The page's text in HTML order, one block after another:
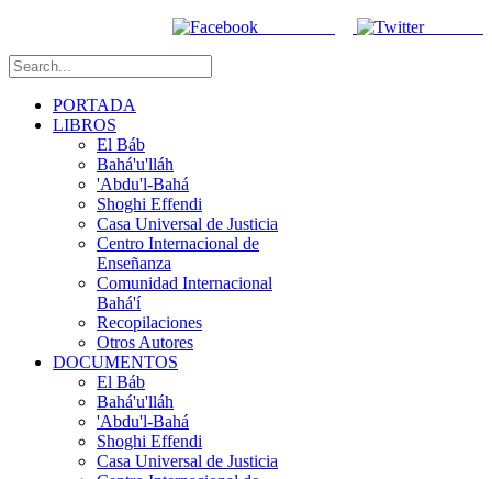
PORTADA
LIBROS
El Báb
Bahá'u'lláh
'Abdu'l-Bahá
Shoghi Effendi
Casa Universal de Justicia
Centro Internacional de
Enseñanza
Comunidad Internacional
Bahá'í
Recopilaciones
Otros Autores
DOCUMENTOS
El Báb
Bahá'u'lláh
'Abdu'l-Bahá
Shoghi Effendi
Casa Universal de Justicia